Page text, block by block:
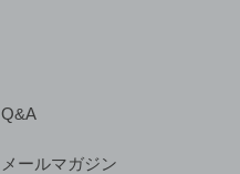
Q&A
メールマガジン